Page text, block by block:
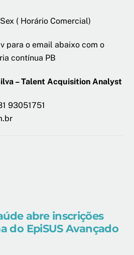
Sex ( Horário Comercial)
para o email abaixo com o
contínua PB
– Talent Acquisition Analyst
93051751
abre inscrições
do EpiSUS Avançado